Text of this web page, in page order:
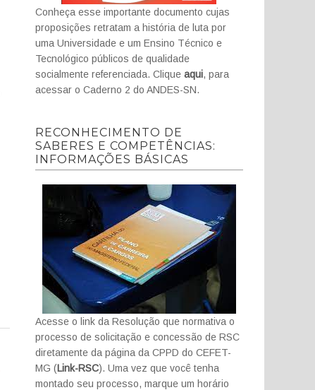
Conheça esse importante documento cujas
proposições retratam a história de luta por
uma Universidade e um Ensino Técnico e
Tecnológico públicos de qualidade
socialmente referenciada. Clique aqui, para
acessar o Caderno 2 do ANDES-SN.
RECONHECIMENTO DE
SABERES E COMPETÊNCIAS:
INFORMAÇÕES BÁSICAS
Acesse o link da Resolução que normativa o
processo de solicitação e concessão de RSC
diretamente da página da CPPD do CEFET-
MG (Link-RSC). Uma vez que você tenha
montado seu processo, marque um horário